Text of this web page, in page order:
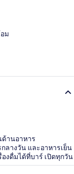
ม
ด้านอาหาร
กลางวัน และอาหารเย็น
งดื่มได้ที่บาร์ เปิดทุกวัน